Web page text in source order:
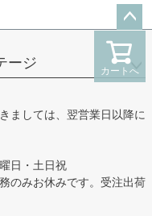
カートへ
ジト
ップ
ージ
ましては、翌営業日以降に
日・土日祝
のみお休みです。受注出荷